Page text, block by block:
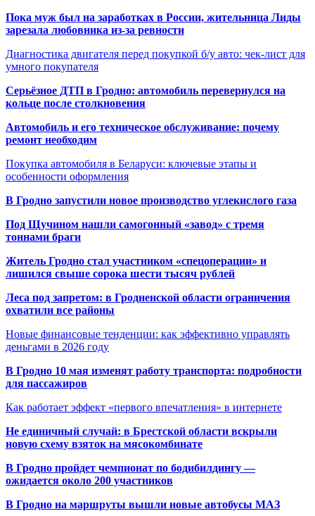
Пока муж был на заработках в России, жительница Лиды
зарезала любовника из-за ревности
Диагностика двигателя перед покупкой б/у авто: чек-лист для
умного покупателя
Серьёзное ДТП в Гродно: автомобиль перевернулся на
кольце после столкновения
Автомобиль и его техническое обслуживание: почему
ремонт необходим
Покупка автомобиля в Беларуси: ключевые этапы и
особенности оформления
В Гродно запустили новое производство углекислого газа
Под Щучином нашли самогонный «завод» с тремя
тоннами браги
Житель Гродно стал участником «спецоперации» и
лишился свыше сорока шести тысяч рублей
Леса под запретом: в Гродненской области ограничения
охватили все районы
Новые финансовые тенденции: как эффективно управлять
деньгами в 2026 году
В Гродно 10 мая изменят работу транспорта: подробности
для пассажиров
Как работает эффект «первого впечатления» в интернете
Не единичный случай: в Брестской области вскрыли
новую схему взяток на мясокомбинате
В Гродно пройдет чемпионат по бодибилдингу —
ожидается около 200 участников
В Гродно на маршруты вышли новые автобусы МАЗ